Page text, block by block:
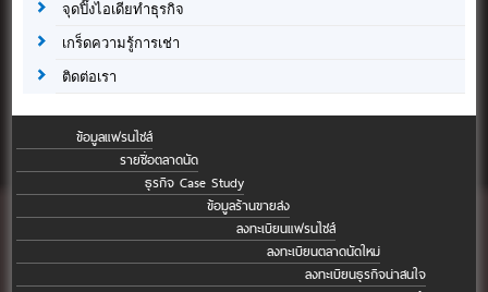
จุดปิ๊งไอเดียทำธุรกิจ
เกร็ดความรู้การเช่า
ติดต่อเรา
ข้อมูลแฟรนไชส์
รายชื่อตลาดนัด
ธุรกิจ Case Study
ข้อมูลร้านขายส่ง
ลงทะเบียนแฟรนไชส์
ลงทะเบียนตลาดนัดใหม่
ลงทะเบียนธุรกิจน่าสนใจ